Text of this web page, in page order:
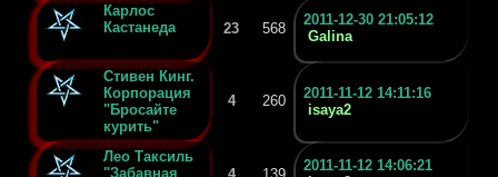
Карлос
Кастанеда
23 568
2011-12-30 21:05:12
Galina
Стивен Кинг.
Корпорация
"Бросайте
курить"
4 260
2011-11-12 14:11:16
isaya2
Лео Таксиль
"Забавная
2011-11-12 14:06:21